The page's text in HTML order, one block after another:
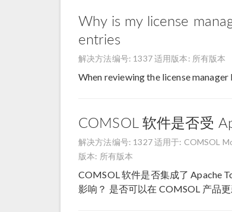
Why is my license
entries
解决方法编号: 1337适用版本: 所有版本
When reviewing the license
COMSOL 软件是否受
解决方法编号: 1327适用于: COMSOL
版本: 所有版本
COMSOL 软件是否集成了 Apache
影响？ 是否可以在 COMSOL 产品